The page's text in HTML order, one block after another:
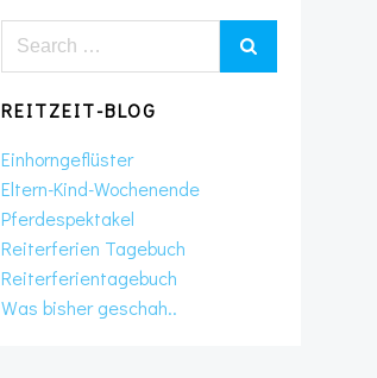
Search
REITZEIT-BLOG
Einhorngeflüster
Eltern-Kind-Wochenende
Pferdespektakel
Reiterferien Tagebuch
Reiterferientagebuch
Was bisher geschah..